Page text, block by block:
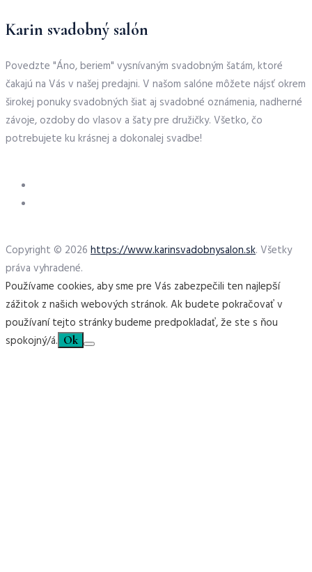
Karin svadobný salón
Povedzte "Áno, beriem" vysnívaným svadobným šatám, ktoré
čakajú na Vás v našej predajni. V našom salóne môžete nájsť okrem
širokej ponuky svadobných šiat aj svadobné oznámenia, nadherné
závoje, ozdoby do vlasov a šaty pre družičky. Všetko, čo
potrebujete ku krásnej a dokonalej svadbe!
Copyright © 2026 https://www.karinsvadobnysalon.sk. Všetky
práva vyhradené.
Používame cookies, aby sme pre Vás zabezpečili ten najlepší
zážitok z našich webových stránok. Ak budete pokračovať v
používaní tejto stránky budeme predpokladať, že ste s ňou
spokojný/á. Ok